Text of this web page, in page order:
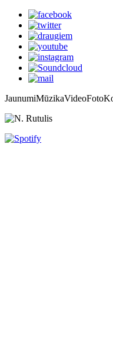
JaunumiMūzikaVideoFoto